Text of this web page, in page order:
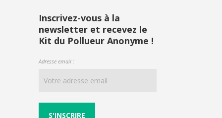
de
ecoloquest
sur
de
ecoloquest
sur
de
ecoloquest
sur AiuYw
Inscrivez-vous à la
newsletter et recevez le
Kit du Pollueur Anonyme !
Adresse email :